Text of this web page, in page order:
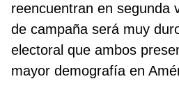
reencuentran en segunda
de campaña será muy
electoral que ambos
mayor demografía en